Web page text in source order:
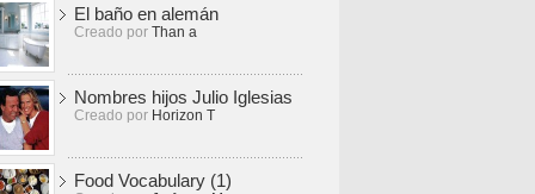
El baño en alemán
Creado por Than a
Nombres hijos Julio Iglesias
Creado por Horizon T
Food Vocabulary (1)